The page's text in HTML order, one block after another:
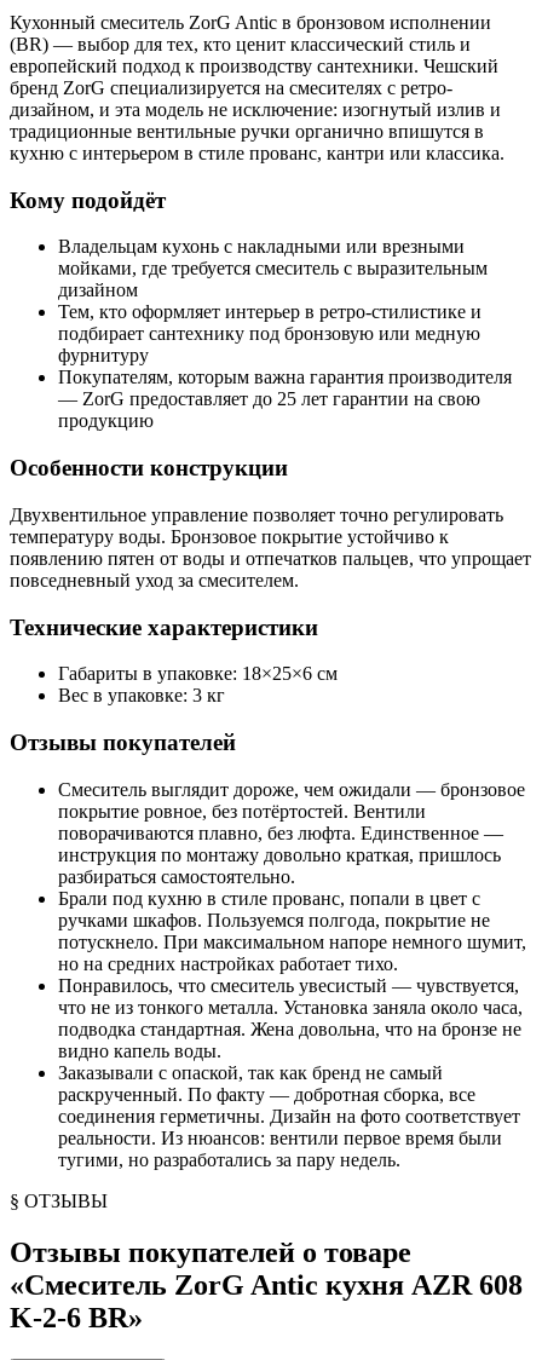
Кухонный смеситель ZorG Antic в бронзовом исполнении
(BR) — выбор для тех, кто ценит классический стиль и
европейский подход к производству сантехники. Чешский
бренд ZorG специализируется на смесителях с ретро-
дизайном, и эта модель не исключение: изогнутый излив и
традиционные вентильные ручки органично впишутся в
кухню с интерьером в стиле прованс, кантри или классика.
Кому подойдёт
Владельцам кухонь с накладными или врезными
мойками, где требуется смеситель с выразительным
дизайном
Тем, кто оформляет интерьер в ретро-стилистике и
подбирает сантехнику под бронзовую или медную
фурнитуру
Покупателям, которым важна гарантия производителя
— ZorG предоставляет до 25 лет гарантии на свою
продукцию
Особенности конструкции
Двухвентильное управление позволяет точно регулировать
температуру воды. Бронзовое покрытие устойчиво к
появлению пятен от воды и отпечатков пальцев, что упрощает
повседневный уход за смесителем.
Технические характеристики
Габариты в упаковке: 18×25×6 см
Вес в упаковке: 3 кг
Отзывы покупателей
Смеситель выглядит дороже, чем ожидали — бронзовое
покрытие ровное, без потёртостей. Вентили
поворачиваются плавно, без люфта. Единственное —
инструкция по монтажу довольно краткая, пришлось
разбираться самостоятельно.
Брали под кухню в стиле прованс, попали в цвет с
ручками шкафов. Пользуемся полгода, покрытие не
потускнело. При максимальном напоре немного шумит,
но на средних настройках работает тихо.
Понравилось, что смеситель увесистый — чувствуется,
что не из тонкого металла. Установка заняла около часа,
подводка стандартная. Жена довольна, что на бронзе не
видно капель воды.
Заказывали с опаской, так как бренд не самый
раскрученный. По факту — добротная сборка, все
соединения герметичны. Дизайн на фото соответствует
реальности. Из нюансов: вентили первое время были
тугими, но разработались за пару недель.
§ ОТЗЫВЫ
Отзывы покупателей о товаре
«Смеситель ZorG Antic кухня AZR 608
K-2-6 BR»